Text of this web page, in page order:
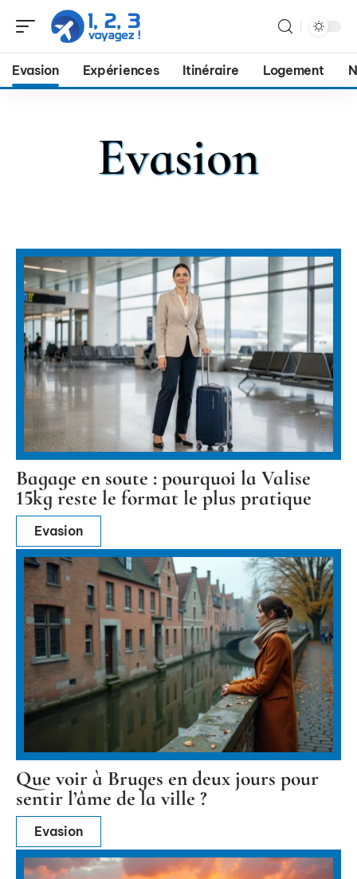
Evasion Expériences Itinéraire Logement
Evasion
Bagage en soute : pourquoi la Valise
15kg reste le format le plus pratique
Evasion
Que voir à Bruges en deux jours pour
sentir l’âme de la ville ?
Evasion